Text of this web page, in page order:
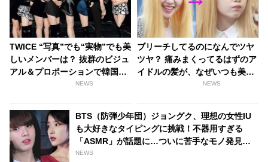
TWICE “写真”でも“実物”でも美
しいメンバーは？ 抜群のビジュ
アル＆プロポーションで韓国ネ
ットユーザーをあっと言わせた
NEWS
ブリーチしてるのになんでツヤ
ツヤ？ 痛みまくってるはずのア
イドルの髪が、なぜいつも美し
く見えるのか・・ その気になる
NEWS
BTS（防弾少年団）ジョングク、理想の女性IU
も大好きなタイピングに挑戦！不器用すぎる
「ASMR」が話題に…ついに苦手なモノ発見？
[動画あり]
NEWS